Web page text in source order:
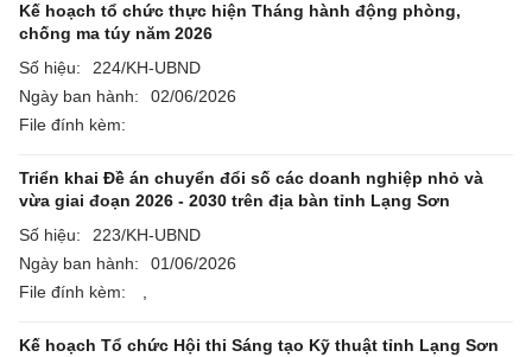
Kế hoạch tổ chức thực hiện Tháng hành động phòng,
chống ma túy năm 2026
Số hiệu:
224/KH-UBND
Ngày ban hành:
02/06/2026
File đính kèm:
Triển khai Đề án chuyển đổi số các doanh nghiệp nhỏ và
vừa giai đoạn 2026 - 2030 trên địa bàn tỉnh Lạng Sơn
Số hiệu:
223/KH-UBND
Ngày ban hành:
01/06/2026
File đính kèm:
Kế hoạch Tổ chức Hội thi Sáng tạo Kỹ thuật tỉnh Lạng Sơn